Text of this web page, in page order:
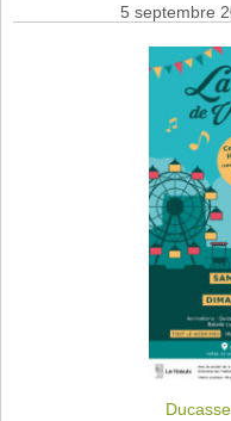
5 septembre